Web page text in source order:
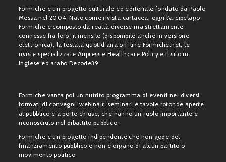
Formiche è un progetto culturale ed editoriale fondato da Paolo
Messa nel 2004. Nato come rivista cartacea, oggi l’arcipelago
Formiche è composto da realtà diverse ma strettamente
connesse fra loro: il mensile (disponibile anche in versione
elettronica), la testata quotidiana on-line Formiche.net, le
riviste specializzate Airpress e Healthcare Policy e il sito in
inglese ed arabo Decode39.
Formiche vanta poi un nutrito programma di eventi nei diversi
formati di convegni, webinair, seminari e tavole rotonde aperte
al pubblico e a porte chiuse, che hanno un ruolo importante e
riconosciuto nel dibattito pubblico.
Formiche è un progetto indipendente che non gode del
finanziamento pubblico e non è organo di alcun partito o
movimento politico.